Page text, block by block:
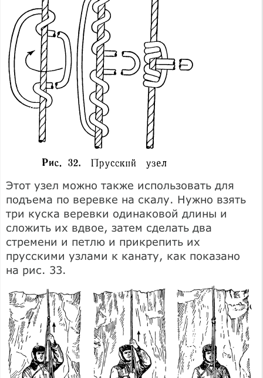
Этот узел можно также использовать для
подъема по веревке на скалу. Нужно взять
три куска веревки одинаковой длины и
сложить их вдвое, затем сделать два
стремени и петлю и прикрепить их
прусскими узлами к канату, как показано
на рис. 33.